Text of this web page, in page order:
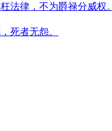
法律，不为爵禄分威权。
死者无怨。